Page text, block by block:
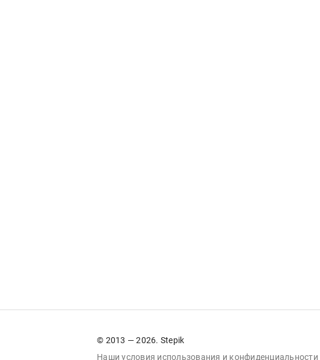
© 2013 — 2026. Stepik
Наши условия использования и конфиденциальности